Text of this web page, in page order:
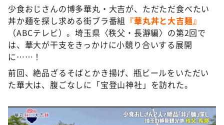
て真剣です
探偵！ナイトスクープ
news おかえり
河合＆A.B.C-Z塚田×福井アナ「なんでやねん！？」
（news おかえり）
DAIGOも台所 ～きょうの献立 何にする？～
朝だ！生です旅サラダ
少食おじさんの博多華丸・大吉が、ただただ食べたい
丼か麺を探し求める街ブラ番組 『華丸丼と大吉麺』
（ABCテレビ）。埼玉県〈秩父・長瀞編〉の第2回で
は、華大が干支をきっかけに小競り合いする展開
に……！
前回、絶品ざるそばとかき揚げ、瓶ビールをいただい
た華大は、腹ごなしに「宝登山神社」を訪れた。